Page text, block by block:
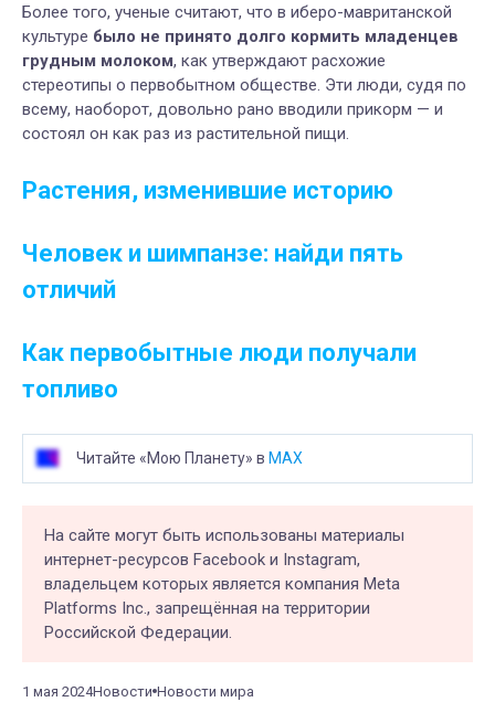
Более того, ученые считают, что в иберо-мавританской
культуре было не принято долго кормить младенцев
грудным молоком, как утверждают расхожие
стереотипы о первобытном обществе. Эти люди, судя по
всему, наоборот, довольно рано вводили прикорм — и
состоял он как раз из растительной пищи.
Растения, изменившие историю
Человек и шимпанзе: найди пять
отличий
Как первобытные люди получали
топливо
Читайте «Мою Планету» в MAX
На сайте могут быть использованы материалы
интернет-ресурсов Facebook и Instagram,
владельцем которых является компания Meta
Platforms Inc., запрещённая на территории
Российской Федерации.
1 мая 2024Новости Новости мира